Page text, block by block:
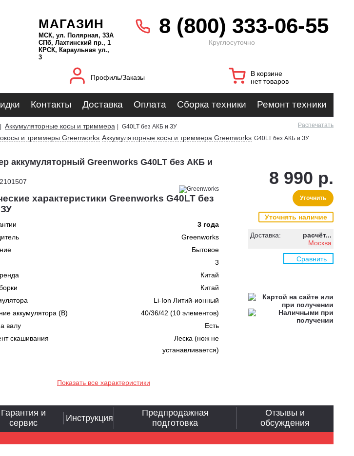
МАГАЗИН
МСК, ул. Полярная, 33А
СПб, Лахтинский пр., 1
КРСК, Караульная ул.,
3
8 (800) 333-06-55
Круглосуточно
Профиль/Заказы
В корзине
нет товаров
Контакты Доставка Оплата Сборка техники Ремонт техники
Аккумуляторные косы и триммера G40LT без АКБ и ЗУ Распечатать
и триммеры Greenworks Аккумуляторные косы и триммера Greenworks G40LT без АКБ и ЗУ
аккумуляторный Greenworks G40LT без АКБ и
характеристики Greenworks G40LT без
3 года
Greenworks
Бытовое
3
Китай
Китай
Li-Ion Литий-ионный
аккумулятора (В)
40/36/42 (10 элементов)
валу
Есть
скашивания
Леска (нож не
устанавливается)
Показать все характеристики
8 990 р.
Уточнить
Уточнять наличие
Доставка:
расчёт...
Москва
Сравнить
Гарантия и
сервис
Инструкция
Предпродажная
подготовка
Отзывы и
обсуждения